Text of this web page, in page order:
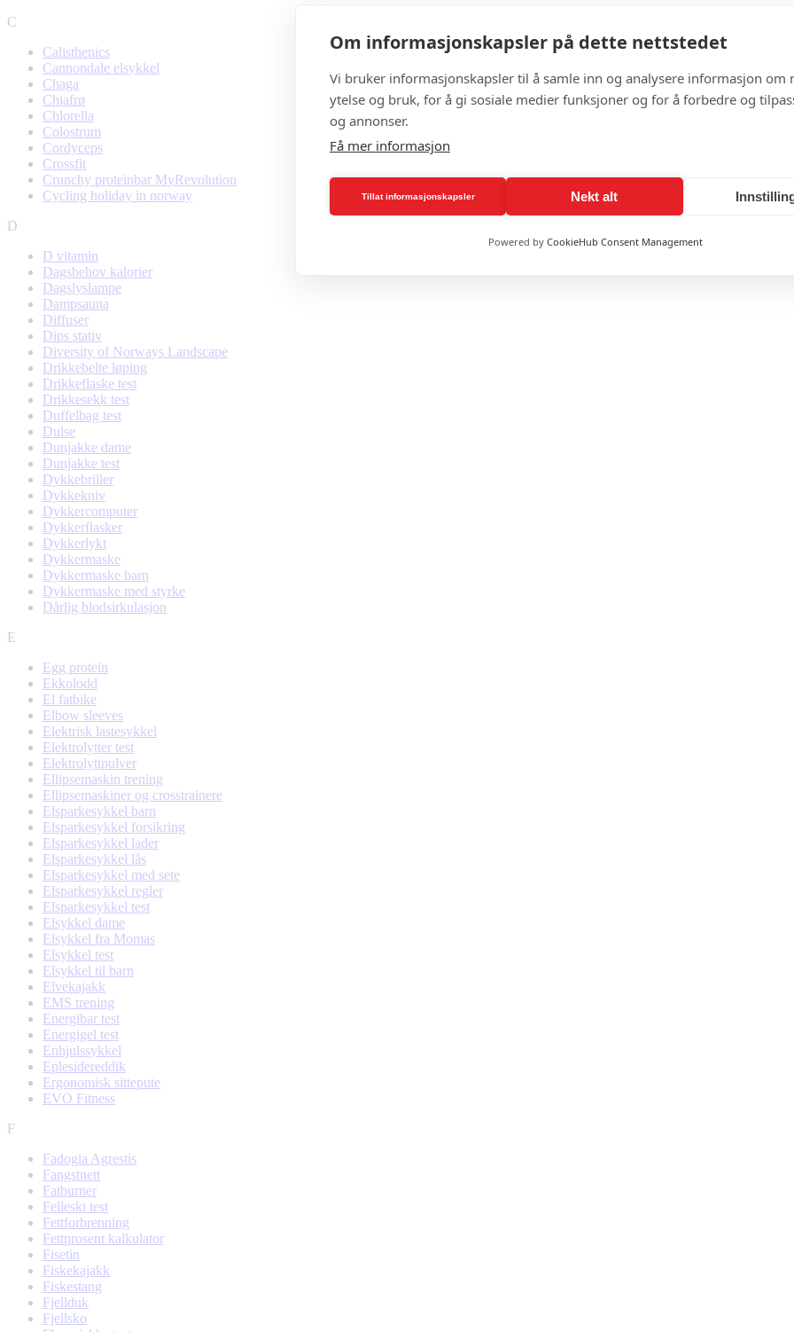
C
Calisthenics
Cannondale elsykkel
Chaga
Chiafrø
Chlorella
Colostrum
Cordyceps
Crossfit
Crunchy proteinbar MyRevolution
Cycling holiday in norway
D
D vitamin
Dagsbehov kalorier
Dagslyslampe
Dampsauna
Diffuser
Dips stativ
Diversity of Norways Landscape
Drikkebelte løping
Drikkeflaske test
Drikkesekk test
Duffelbag test
Dulse
Dunjakke dame
Dunjakke test
Dykkebriller
Dykkekniv
Dykkercomputer
Dykkerflasker
Dykkerlykt
Dykkermaske
Dykkermaske barn
Dykkermaske med styrke
Dårlig blodsirkulasjon
E
Egg protein
Ekkolodd
El fatbike
Elbow sleeves
Elektrisk lastesykkel
Elektrolytter test
Elektrolyttpulver
Ellipsemaskin trening
Ellipsemaskiner og crosstrainere
Elsparkesykkel barn
Elsparkesykkel forsikring
Elsparkesykkel lader
Elsparkesykkel lås
Elsparkesykkel med sete
Elsparkesykkel regler
Elsparkesykkel test
Elsykkel dame
Elsykkel fra Momas
Elsykkel test
Elsykkel til barn
Elvekajakk
EMS trening
Energibar test
Energigel test
Enhjulssykkel
Eplesidereddik
Ergonomisk sittepute
EVO Fitness
F
Fadogia Agrestis
Fangstnett
Fatburner
Felleski test
Fettforbrenning
Fettprosent kalkulator
Fisetin
Fiskekajakk
Fiskestang
Fjellduk
Fjellsko
Om informasjonskapsler på dette nettstedet
Vi bruker informasjonskapsler til å samle inn og analysere informasjon om
ytelse og bruk, for å gi sosiale medier funksjoner og for å forbedre og
og annonser.
Få mer informasjon
Tillat informasjonskapsler Nekt alt
Powered by CookieHub Consent Management